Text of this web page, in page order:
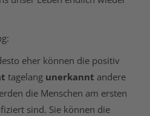
eher können die positiv
tagelang unerkannt andere
die Menschen am ersten
sind. Sie können die